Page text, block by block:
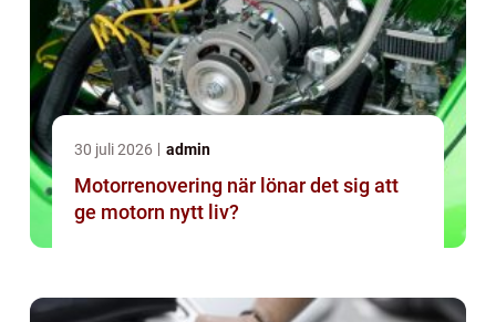
30 juli 2026 admin
Motorrenovering när lönar det sig att
ge motorn nytt liv?